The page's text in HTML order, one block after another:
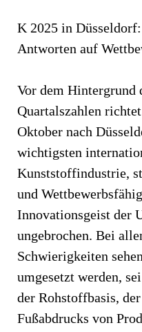
K 2025 in
Antworten auf
Vor dem Hintergrund
Quartalszahlen
Oktober nach
wichtigsten
Kunststoffindustrie,
und
Innovationsgeist der
ungebrochen. Bei
Schwierigkeiten
umgesetzt werden,
der Rohstoffbasis,
Fußabdrucks von